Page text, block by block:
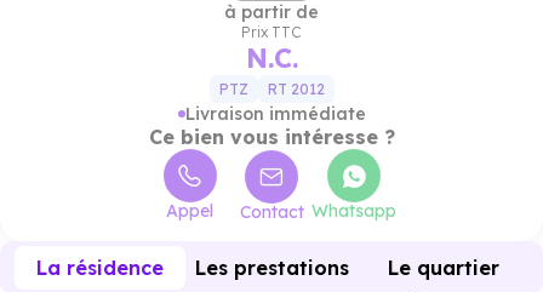
à partir de
Prix TTC
N.C.
PTZ RT 2012
Livraison immédiate
Ce bien vous intéresse ?
Appel Contact Whatsapp
La résidence Les prestations Le quartier